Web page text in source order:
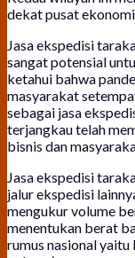
dekat pusat
Jasa ekspedisi
sangat potensial
ketahui bahwa
masyarakat
sebagai jasa
terjangkau telah
bisnis dan
Jasa ekspedisi
jalur ekspedisi
mengukur volume
menentukan berat
rumus nasional